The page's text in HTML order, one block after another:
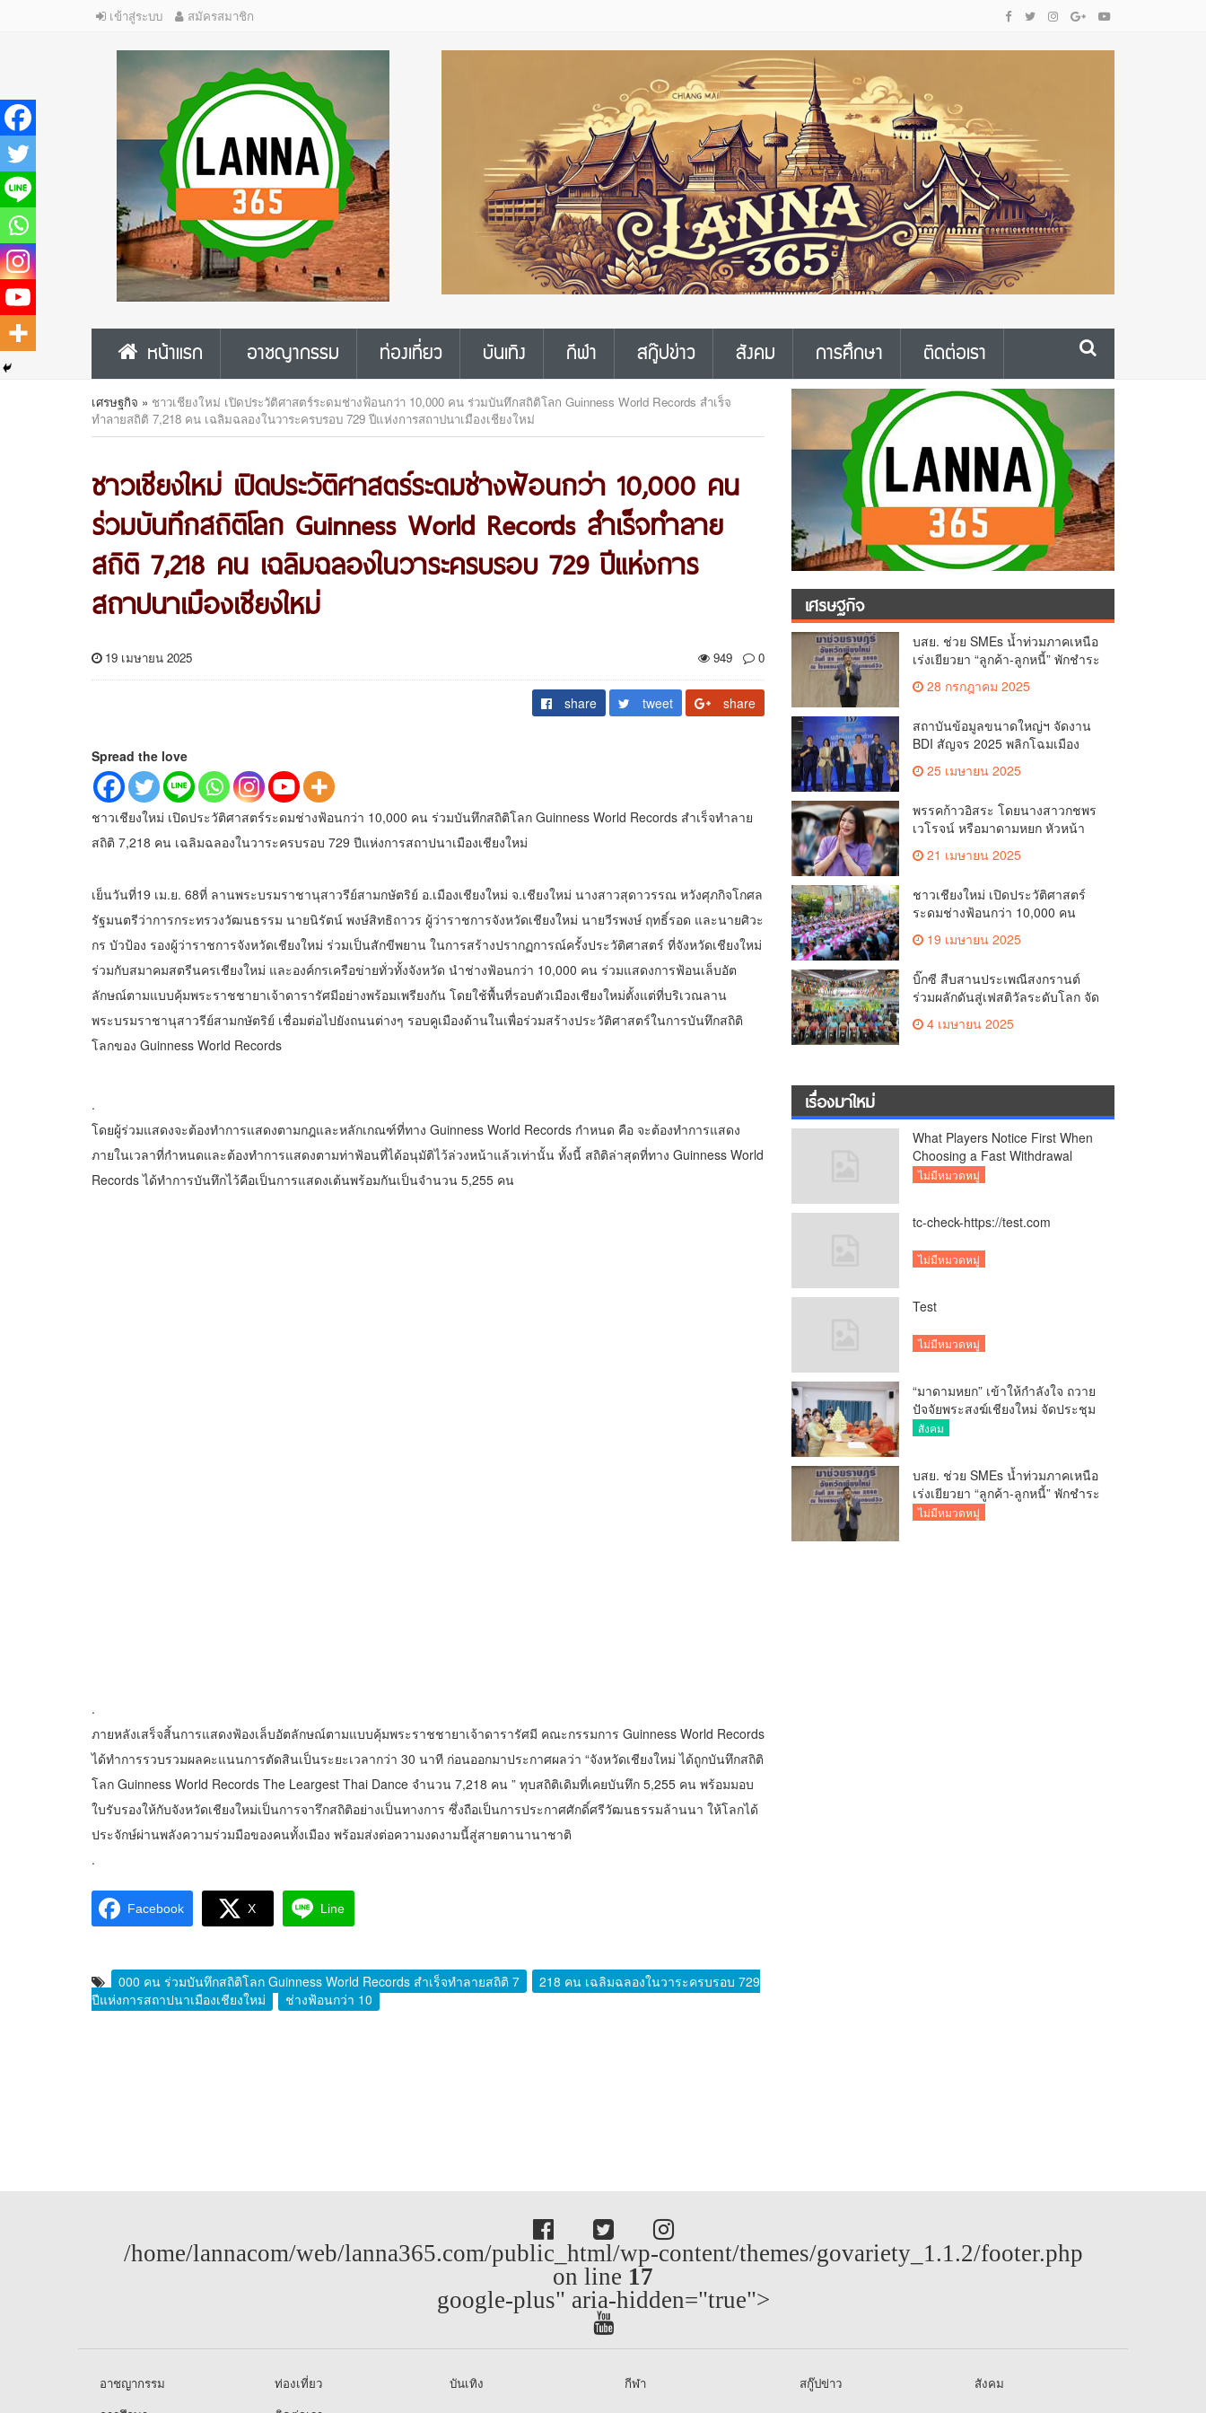
เข้าสู่ระบบ สมัครสมาชิก
หน้าแรก อาชญากรรม ท่องเที่ยว บันเทิง กีฬา สกู๊ปข่าว สังคม การศึกษา ติดต่อเรา
เศรษฐกิจ » ชาวเชียงใหม่ เปิดประวัติศาสตร์ระดมช่างฟ้อนกว่า 10,000 คน ร่วมบันทึกสถิติโลก Guinness World Records สำเร็จ
ทำลายสถิติ 7,218 คน เฉลิมฉลองในวาระครบรอบ 729 ปีแห่งการสถาปนาเมืองเชียงใหม่
ชาวเชียงใหม่ เปิดประวัติศาสตร์ระดมช่างฟ้อนกว่า 10,000 คน
ร่วมบันทึกสถิติโลก Guinness World Records สำเร็จทำลาย
สถิติ 7,218 คน เฉลิมฉลองในวาระครบรอบ 729 ปีแห่งการ
สถาปนาเมืองเชียงใหม่
19 เมษายน 2025 949 0
share tweet share
Spread the love
ชาวเชียงใหม่ เปิดประวัติศาสตร์ระดมช่างฟ้อนกว่า 10,000 คน ร่วมบันทึกสถิติโลก Guinness World Records สำเร็จทำลาย
สถิติ 7,218 คน เฉลิมฉลองในวาระครบรอบ 729 ปีแห่งการสถาปนาเมืองเชียงใหม่
เย็นวันที่19 เม.ย. 68ที่ ลานพระบรมราชานุสาวรีย์สามกษัตริย์ อ.เมืองเชียงใหม่ จ.เชียงใหม่ นางสาวสุดาวรรณ หวังศุภกิจโกศล
รัฐมนตรีว่าการกระทรวงวัฒนธรรม นายนิรัตน์ พงษ์สิทธิถาวร ผู้ว่าราชการจังหวัดเชียงใหม่ นายวีรพงษ์ ฤทธิ์รอด และนายศิวะ
กร บัวป้อง รองผู้ว่าราชการจังหวัดเชียงใหม่ ร่วมเป็นสักขีพยาน ในการสร้างปรากฏการณ์ครั้งประวัติศาสตร์ ที่จังหวัดเชียงใหม่
ร่วมกับสมาคมสตรีนครเชียงใหม่ และองค์กรเครือข่ายทั่วทั้งจังหวัด นำช่างฟ้อนกว่า 10,000 คน ร่วมแสดงการฟ้อนเล็บอัต
ลักษณ์ตามแบบคุ้มพระราชชายาเจ้าดารารัศมีอย่างพร้อมเพรียงกัน โดยใช้พื้นที่รอบตัวเมืองเชียงใหม่ตั้งแต่ที่บริเวณลาน
พระบรมราชานุสาวรีย์สามกษัตริย์ เชื่อมต่อไปยังถนนต่างๆ รอบคูเมืองด้านในเพื่อร่วมสร้างประวัติศาสตร์ในการบันทึกสถิติ
โลกของ Guinness World Records
.
โดยผู้ร่วมแสดงจะต้องทำการแสดงตามกฎและหลักเกณฑ์ที่ทาง Guinness World Records กำหนด คือ จะต้องทำการแสดง
ภายในเวลาที่กำหนดและต้องทำการแสดงตามท่าฟ้อนที่ได้อนุมัติไว้ล่วงหน้าแล้วเท่านั้น ทั้งนี้ สถิติล่าสุดที่ทาง Guinness World
Records ได้ทำการบันทึกไว้คือเป็นการแสดงเต้นพร้อมกันเป็นจำนวน 5,255 คน
.
ภายหลังเสร็จสิ้นการแสดงฟ้องเล็บอัตลักษณ์ตามแบบคุ้มพระราชชายาเจ้าดารารัศมี คณะกรรมการ Guinness World Records
ได้ทำการรวบรวมผลคะแนนการตัดสินเป็นระยะเวลากว่า 30 นาที ก่อนออกมาประกาศผลว่า “จังหวัดเชียงใหม่ ได้ถูกบันทึกสถิติ
โลก Guinness World Records The Leargest Thai Dance จำนวน 7,218 คน ” ทุบสถิติเดิมที่เคยบันทึก 5,255 คน พร้อมมอบ
ใบรับรองให้กับจังหวัดเชียงใหม่เป็นการจารึกสถิติอย่างเป็นทางการ ซึ่งถือเป็นการประกาศศักดิ์ศรีวัฒนธรรมล้านนา ให้โลกได้
ประจักษ์ผ่านพลังความร่วมมือของคนทั้งเมือง พร้อมส่งต่อความงดงามนี้สู่สายตานานาชาติ
.
Facebook X Line
000 คน ร่วมบันทึกสถิติโลก Guinness World Records สำเร็จทำลายสถิติ 7
218 คน เฉลิมฉลองในวาระครบรอบ 729
ปีแห่งการสถาปนาเมืองเชียงใหม่
ช่างฟ้อนกว่า 10
เศรษฐกิจ
บสย. ช่วย SMEs น้ำท่วมภาคเหนือ
เร่งเยียวยา “ลูกค้า-ลูกหนี้” พักชำระ
ค่าธรรมเนียม-ค่างวด
28 กรกฎาคม 2025
สถาบันข้อมูลขนาดใหญ่ฯ จัดงาน
BDI สัญจร 2025 พลิกโฉมเมือง
ด้วย Big Data & AI ครั้งที่ 2 ที่
จ.เชียงใหม่ ผลักดันการใช้ข้อมูล
คุณภาพชีวิตของชาวเชียงใหม่
25 เมษายน 2025
พรรคก้าวอิสระ โดยนางสาวกชพร
เวโรจน์ หรือมาดามหยก หัวหน้า
พรรคฯ จัดการประชุมใหญ่สามัญ
ประจำปี 2568 พรรคก้าวอิสระ ครั้ง
21 เมษายน 2025
ชาวเชียงใหม่ เปิดประวัติศาสตร์
ระดมช่างฟ้อนกว่า 10,000 คน
ร่วมบันทึกสถิติโลก Guinness
World Records สำเร็จทำลายสถิติ
7,218 คน เฉลิมฉลองในวาระครบ
รอบ 729 ปีแห่งการสถาปนาเมือง
เชียงใหม่
19 เมษายน 2025
บิ๊กซี สืบสานประเพณีสงกรานต์
ร่วมผลักดันสู่เฟสติวัลระดับโลก จัด
แคมเปญ “สาดสนุกรับสงกรานต์ที่
บิ๊กซี” อัดโปรฉ่ำ ลดสูงสุด 50%
ว่า 2,132 ล้านบาท
4 เมษายน 2025
เรื่องมาใหม่
What Players Notice First When
Choosing a Fast Withdrawal
Casino UK
ไม่มีหมวดหมู่
tc-check-https://test.com
ไม่มีหมวดหมู่
Test
ไม่มีหมวดหมู่
“มาดามหยก” เข้าให้กำลังใจ ถวาย
ปัจจัยพระสงฆ์เชียงใหม่ จัดประชุม
ทำบัญชีรายรับรายจ่ายของวัด กว่า
สังคม
บสย. ช่วย SMEs น้ำท่วมภาคเหนือ
เร่งเยียวยา “ลูกค้า-ลูกหนี้” พักชำระ
ค่าธรรมเนียม-ค่างวด
ไม่มีหมวดหมู่
/home/lannacom/web/lanna365.com/public_html/wp-content/themes/govariety_1.1.2/footer.php
on line 17
google-plus" aria-hidden="true">
อาชญากรรม ท่องเที่ยว บันเทิง กีฬา สกู๊ปข่าว
สังคม